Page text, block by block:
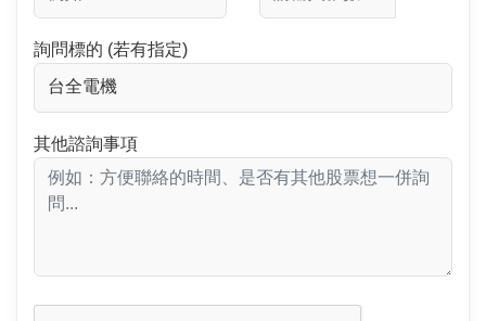
詢問標的 (若有指定)
其他諮詢事項